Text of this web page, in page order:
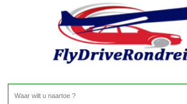
Indonesie - Java
Home>Indonesie>Java